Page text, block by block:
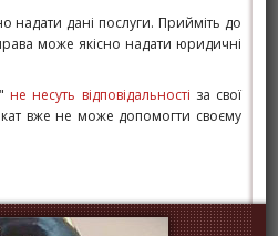
надати дані послуги. Прийміть до
може якісно надати юридичні
не несуть відповідальності за свої
вже не може допомогти своєму